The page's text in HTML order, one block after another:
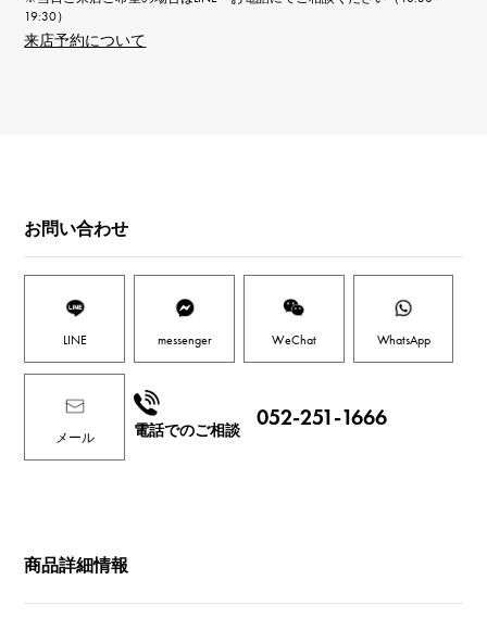
19:30）
来店予約について
お問い合わせ
LINE messenger WeChat WhatsApp
メール 電話でのご相談
052-251-1666
商品詳細情報